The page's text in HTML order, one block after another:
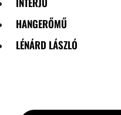
HANGERŐMŰ
LÉNÁRD LÁSZLÓ